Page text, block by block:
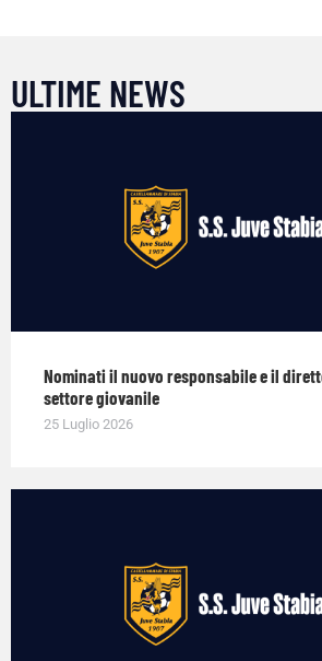
ULTIME NEWS
Nominati il nuovo responsabile e il
settore giovanile
25 Luglio 2026